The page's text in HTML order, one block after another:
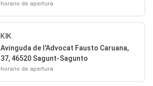
horario de apertura
KIK
Avinguda de l'Advocat Fausto Caruana,
37, 46520 Sagunt-Sagunto
horario de apertura